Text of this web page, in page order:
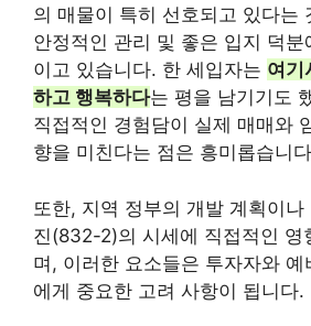
의 매물이 특히 선호되고 있다는
안정적인 관리 및 좋은 입지 덕
이고 있습니다. 한 세입자는 여기
하고 행복하다는 평을 남기기도
직접적인 경험담이 실제 매매와
향을 미친다는 점은 흥미롭습니
또한, 지역 정부의 개발 계획이
진(832-2)의 시세에 직접적인 영
며, 이러한 요소들은 투자자와 예
에게 중요한 고려 사항이 됩니다.